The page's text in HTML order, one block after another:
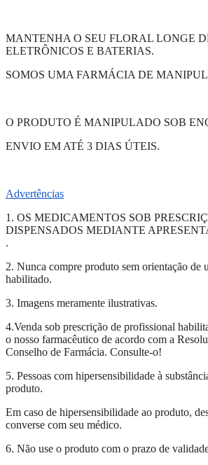
MANTENHA O SEU FLORAL LONGE
ELETRÔNICOS E BATERIAS.
SOMOS UMA FARMÁCIA DE
O PRODUTO É MANIPULADO SOB
ENVIO EM ATÉ 3 DIAS ÚTEIS.
Advertências
1. OS MEDICAMENTOS SOB
DISPENSADOS MEDIANTE
.
2. Nunca compre produto sem orientação de
habilitado.
3. Imagens meramente ilustrativas.
4.Venda sob prescrição de profissional
o nosso farmacêutico de acordo com a
Conselho de Farmácia. Consulte-o!
5. Pessoas com hipersensibilidade à
produto.
Em caso de hipersensibilidade ao produto,
converse com seu médico.
6. Não use o produto com o prazo de